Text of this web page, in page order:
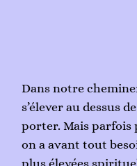
Dans notre
s’élever au dessus
porter. Mais parfois
on a avant tout
plus élevées